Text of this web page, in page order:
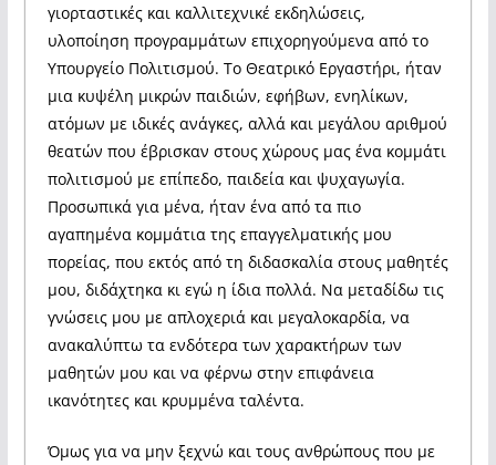
γιορταστικές και καλλιτεχνικέ εκδηλώσεις,
υλοποίηση προγραμμάτων επιχορηγούμενα από το
Υπουργείο Πολιτισμού. Το Θεατρικό Εργαστήρι, ήταν
μια κυψέλη μικρών παιδιών, εφήβων, ενηλίκων,
ατόμων με ιδικές ανάγκες, αλλά και μεγάλου αριθμού
θεατών που έβρισκαν στους χώρους μας ένα κομμάτι
πολιτισμού με επίπεδο, παιδεία και ψυχαγωγία.
Προσωπικά για μένα, ήταν ένα από τα πιο
αγαπημένα κομμάτια της επαγγελματικής μου
πορείας, που εκτός από τη διδασκαλία στους μαθητές
μου, διδάχτηκα κι εγώ η ίδια πολλά. Να μεταδίδω τις
γνώσεις μου με απλοχεριά και μεγαλοκαρδία, να
ανακαλύπτω τα ενδότερα των χαρακτήρων των
μαθητών μου και να φέρνω στην επιφάνεια
ικανότητες και κρυμμένα ταλέντα.
Όμως για να μην ξεχνώ και τους ανθρώπους που με